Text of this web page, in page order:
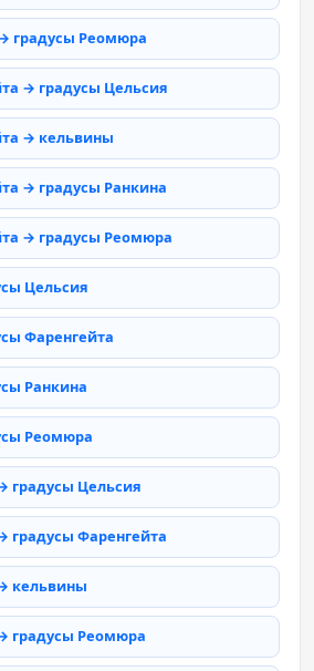
градусы Реомюра
→ градусы Цельсия
→ кельвины
→ градусы Ранкина
→ градусы Реомюра
Цельсия
Фаренгейта
Ранкина
Реомюра
градусы Цельсия
градусы Фаренгейта
кельвины
градусы Реомюра